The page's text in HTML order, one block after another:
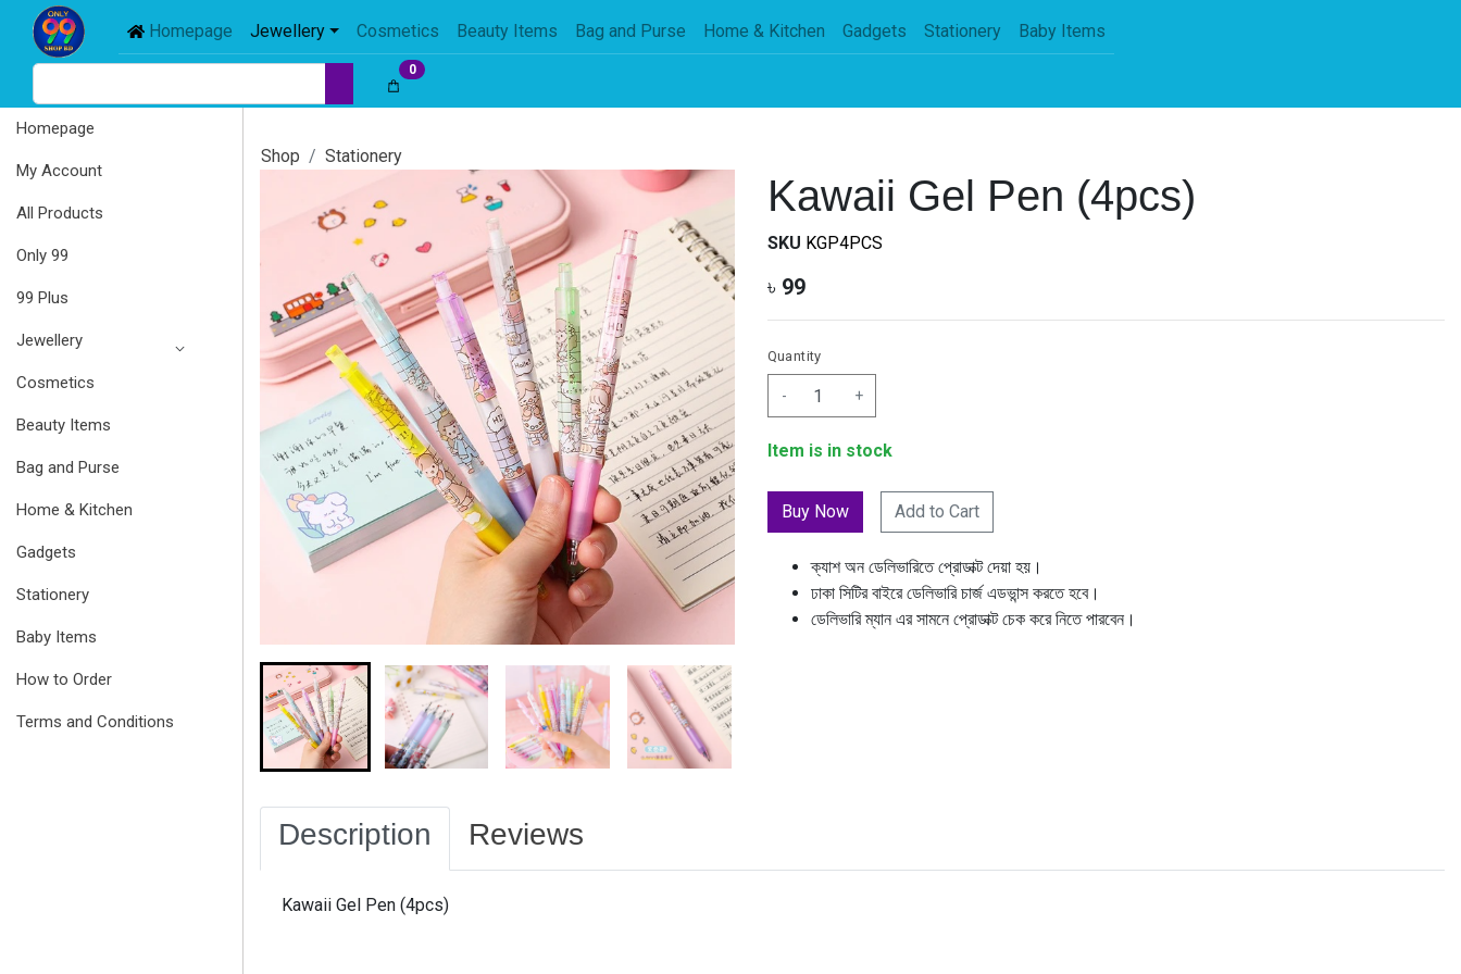
Homepage Jewellery Cosmetics Beauty Items Bag and Purse Home & Kitchen Gadgets Stationery Baby Items
0
Homepage
My Account
All Products
Only 99
99 Plus
Jewellery
Cosmetics
Beauty Items
Bag and Purse
Home & Kitchen
Gadgets
Stationery
Baby Items
How to Order
Terms and Conditions
Shop Stationery
Kawaii Gel Pen (4pcs)
SKU KGP4PCS
৳ 99
Quantity
- +
Item is in stock
Add to Cart
ক্যাশ অন ডেলিভারিতে প্রোডাক্ট দেয়া হয়।
ঢাকা সিটির বাইরে ডেলিভারি চার্জ এডভান্স করতে হবে।
ডেলিভারি ম্যান এর সামনে প্রোডাক্ট চেক করে নিতে পারবেন।
Description Reviews
Kawaii Gel Pen (4pcs)